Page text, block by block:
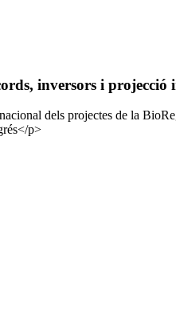
inversors i projecció
dels projectes de la
p>